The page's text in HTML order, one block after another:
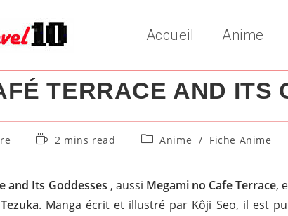
Accueil Anime
TERRACE AND ITS
Temps2 mins read
PostAnime / Fiche Anime
and Its Goddesses , aussi Megami no Cafe Terrace,
Tezuka. Manga écrit et illustré par Kôji Seo, il est